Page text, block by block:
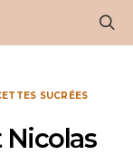
SUCRÉES
Nicolas